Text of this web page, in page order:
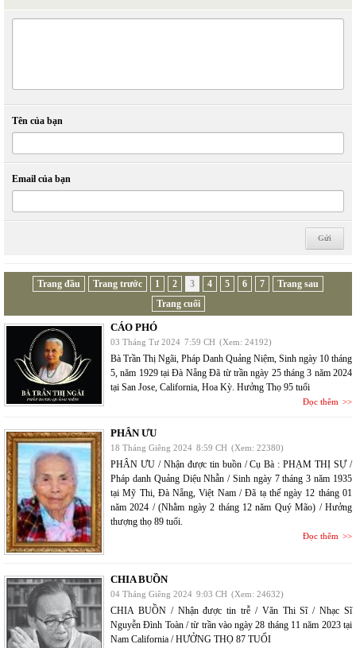
Tên của bạn
Email của bạn
Trang đầu Trang trước 1 2 3 4 5 6 7
Trang sau
Trang cuối
CÁO PHÓ
03 Tháng Tư 2024 7:59 CH (Xem: 24192)
Bà Trần Thị Ngãi, Pháp Danh Quảng Niệm, Sinh ngày 10 tháng
5, năm 1929 tại Đà Nẵng Đã từ trần ngày 25 tháng 3 năm 2024
tại San Jose, California, Hoa Kỳ. Hưởng Thọ 95 tuổi
Đọc thêm
PHÂN ƯU
18 Tháng Giêng 2024 8:59 CH (Xem: 22380)
PHÂN ƯU / Nhận được tin buồn / Cụ Bà : PHẠM THỊ SỰ /
Pháp danh Quảng Diệu Nhẫn / Sinh ngày 7 tháng 3 năm 1935
tại Mỹ Thi, Đà Nẵng, Việt Nam / Đã tạ thế ngày 12 tháng 01
năm 2024 / (Nhằm ngày 2 tháng 12 năm Quý Mão) / Hưởng
thượng thọ 89 tuổi.
Đọc thêm
CHIA BUỒN
04 Tháng Giêng 2024 9:03 CH (Xem: 24632)
CHIA BUỒN / Nhận được tin trễ / Văn Thi Sĩ / Nhạc Sĩ
Nguyễn Đình Toàn / từ trần vào ngày 28 tháng 11 năm 2023 tại
Nam California / HƯỞNG THỌ 87 TUỔI